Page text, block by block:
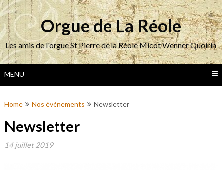
Skip
to
content
Orgue de La Réole
Les amis de l'orgue St Pierre de la Réole Micot Wenner Quoirin
MENU
Home Nos évènements Newsletter
Newsletter
14 juillet 2019